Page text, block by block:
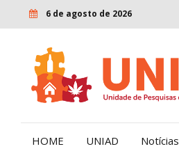
6 de agosto de 2026
HOME UNIAD Notícias